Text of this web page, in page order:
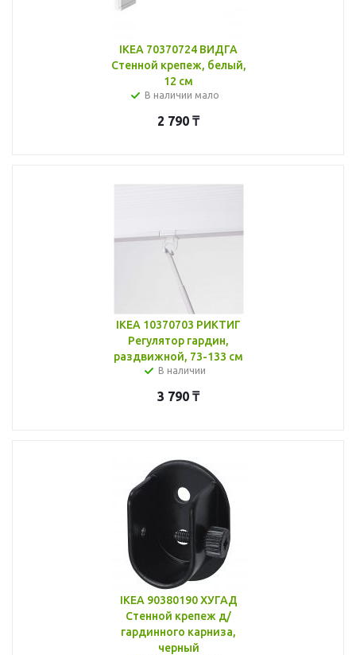
IKEA 70370724 ВИДГА
Стенной крепеж, белый,
12 см
В наличии мало
2 790 ₸
IKEA 10370703 РИКТИГ
Регулятор гардин,
раздвижной, 73-133 см
В наличии
3 790 ₸
IKEA 90380190 ХУГАД
Стенной крепеж д/
гардинного карниза,
черный